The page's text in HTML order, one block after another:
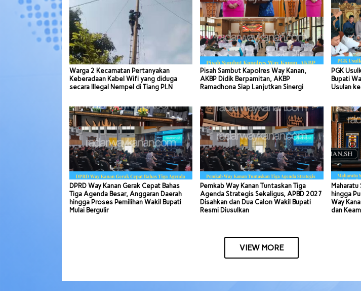
Warga 2 Kecamatan Pertanyakan
Keberadaan Kabel Wifi yang diduga
secara Illegal Nempel di Tiang PLN
Pisah Sambut Kapolres Way Kanan,
AKBP Didik Berpamitan, AKBP
Ramadhona Siap Lanjutkan Sinergi
PGK
Bupati
Usulan
DPRD Way Kanan Gerak Cepat Bahas
Tiga Agenda Besar, Anggaran Daerah
hingga Proses Pemilihan Wakil Bupati
Mulai Bergulir
Pemkab Way Kanan Tuntaskan Tiga
Agenda Strategis Sekaligus, APBD 2027
Disahkan dan Dua Calon Wakil Bupati
Resmi Diusulkan
hingga
Way
dan
VIEW MORE